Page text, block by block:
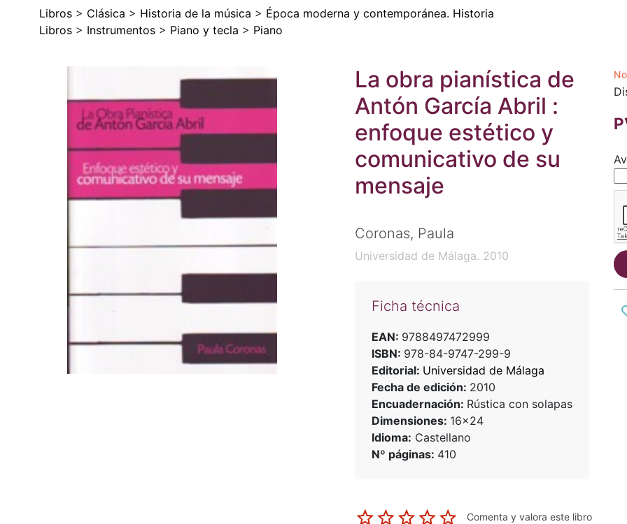
Libros > Clásica > Historia de la música > Época moderna y contemporánea. Historia
Libros > Instrumentos > Piano y tecla > Piano
La obra pianística de
Antón García Abril :
enfoque estético y
comunicativo de su
mensaje
Coronas, Paula
Universidad de Málaga. 2010
Ficha técnica
EAN: 9788497472999
ISBN: 978-84-9747-299-9
Editorial: Universidad de Málaga
Fecha de edición: 2010
Encuadernación: Rústica con solapas
Dimensiones: 16x24
Idioma: Castellano
Nº páginas: 410
Comenta y valora este libro